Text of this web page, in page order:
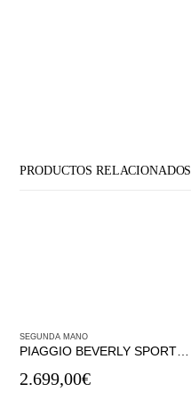
PRODUCTOS RELACIONADOS
SEGUNDA MANO
2.699,00€